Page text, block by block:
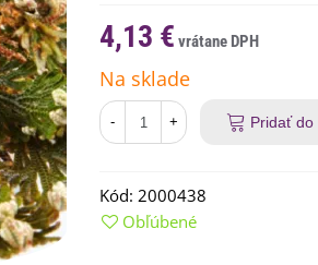
4,13 €
Na sklade
- + Pridať do
Kód: 2000438
Obľúbené